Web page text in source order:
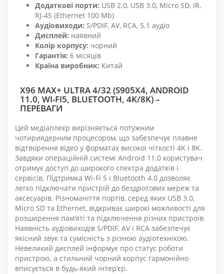
Додаткові порти: USB 2.0, USB 3.0, Micro SD, IR,
RJ-45 (Ethernet 100 Mb)
Аудіовиходи: S/PDIF, AV, RCA, 5.1 аудіо
Дисплей: наявний
Колір корпусу: чорний
Гарантія: 6 місяців
Країна виробник: Китай
X96 MAX+ ULTRA 4/32 (S905X4, ANDROID
11.0, WI-FI5, BLUETOOTH, 4K/8K) –
ПЕРЕВАГИ
Цей медіаплеєр вирізняється потужним
чотириядерним процесором, що забезпечує плавне
відтворення відео у форматах високої чіткості 4K і 8K.
Завдяки операційній системі Android 11.0 користувач
отримує доступ до широкого спектра додатків і
сервісів. Підтримка Wi-Fi 5 і Bluetooth 4.0 дозволяє
легко підключати пристрій до бездротових мереж та
аксесуарів. Різноманіття портів, серед яких USB 3.0,
Micro SD та Ethernet, відкриває широкі можливості для
розширення пам’яті та підключення різних пристроїв.
Наявність аудіовиходів S/PDIF, AV і RCA забезпечує
якісний звук та сумісність з різною аудіотехнікою.
Невеликий дисплей інформує про статус роботи
пристрою, а стильний чорний корпус гармонійно
вписується в будь-який інтер’єр.